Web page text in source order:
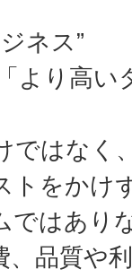
ネス”
より高い
ではなく
トをかけ
ではあり
、品質や